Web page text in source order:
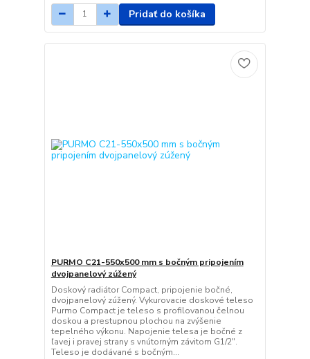
Pridať do košíka
PURMO C21-550x500 mm s bočným pripojením
dvojpanelový zúžený
Doskový radiátor Compact, pripojenie bočné,
dvojpanelový zúžený. Vykurovacie doskové teleso
Purmo Compact je teleso s profilovanou čelnou
doskou a prestupnou plochou na zvýšenie
tepelného výkonu. Napojenie telesa je bočné z
ľavej i pravej strany s vnútorným závitom G1/2".
Teleso je dodávané s bočným...